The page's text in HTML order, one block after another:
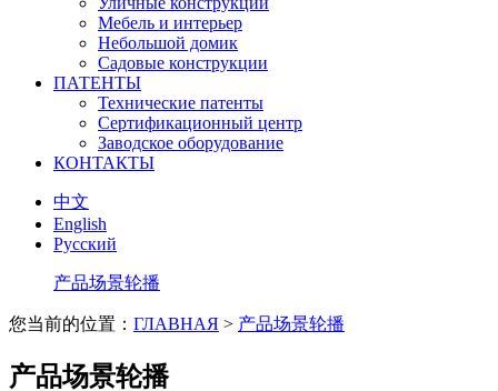
Мебель и интерьер
Небольшой домик
Садовые конструкции
ПАТЕНТЫ
Технические патенты
Сертификационный центр
Заводское оборудование
КОНТАКТЫ
中文
English
Русский
产品场景轮播
您当前的位置： ГЛАВНАЯ > 产品场景轮播
产品场景轮播